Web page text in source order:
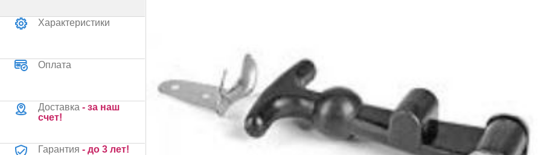
Характеристики
Оплата
Доставка - за наш
счет!
Гарантия - до 3 лет!